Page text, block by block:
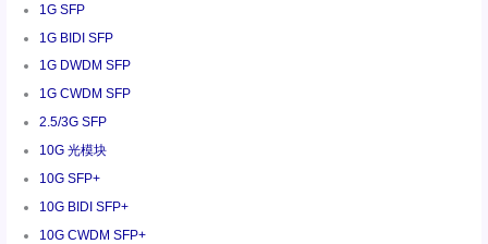
1G SFP
1G BIDI SFP
1G DWDM SFP
1G CWDM SFP
2.5/3G SFP
10G 光模块
10G SFP+
10G BIDI SFP+
10G CWDM SFP+